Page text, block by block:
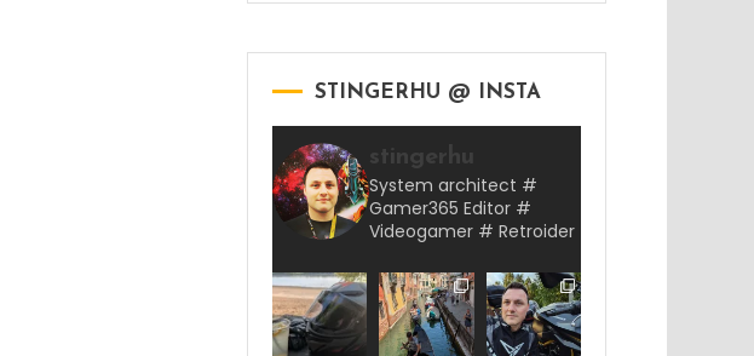
STINGERHU @ INSTA
stingerhu
System architect #
Gamer365 Editor #
Videogamer # Retroider